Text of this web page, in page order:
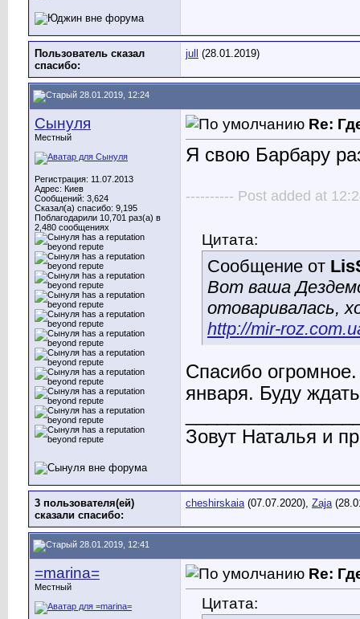
Пользователь сказал
cпасибо:
jull (28.01.2019)
28.01.2019, 12:24
Сынуля
Местный
Регистрация: 11.07.2013
Адрес: Киев
Сообщений: 3,624
Сказал(а) спасибо: 9,195
Поблагодарили 10,701 раз(а) в
2,480 сообщениях
Re:
Я свою Барбару
---------- Post added at
Цитата:
Сообщение от
Вот ваша
отоваривалась,
http://mir-
Спасибо
января. Буду
Зовут Наталья и
3 пользователя(ей)
сказали cпасибо:
cheshirskaia(07.07.2020), Zaja
28.01.2019, 12:41
=marina=
Местный
Re:
Цитата: